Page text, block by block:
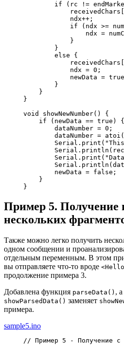
if
( rc ! =
            receivedChars
            ndx
++ ;
if
( ndx >=
                ndx
=
}
}
else
{
            receivedChars
            ndx
= 0 ;
            newData
= true
}
}
}
void
showNewNumber( )
{
if
( newData == true )
{
        dataNumber
= 0 ;
        dataNumber
= atoi (
        Serial.
print (
        Serial.
println (
        Serial.
print (
        Serial.
println (
        newData
= false ;
}
}
Пример 5. Получение
нескольких
Также можно легко получить
одном сообщении и
отдельным переменным. В этом
вы отправляете что-то вроде
продолжение примера 3.
Добавлена функция parseData() ,
showParsedData() заменяет
примера.
sample5.ino
// Пример 5 - Получение с